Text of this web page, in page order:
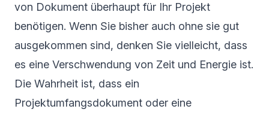
von Dokument überhaupt für Ihr Projekt
benötigen. Wenn Sie bisher auch ohne sie gut
ausgekommen sind, denken Sie vielleicht, dass
es eine Verschwendung von Zeit und Energie ist.
Die Wahrheit ist, dass ein
Projektumfangsdokument oder eine